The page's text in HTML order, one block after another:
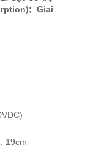
Giai